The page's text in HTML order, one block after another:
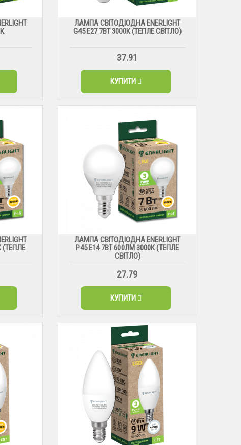
ЛАМПА СВІТОДІОДНА ENERLIGHT
G45 Е27 7ВТ 3000К (ТЕПЛЕ СВІТЛО)
37.91
КУПИТИ
(ТЕПЛЕ
ЛАМПА СВІТОДІОДНА ENERLIGHT
Р45 Е14 7ВТ 600ЛМ 3000К (ТЕПЛЕ
СВІТЛО)
27.79
КУПИТИ